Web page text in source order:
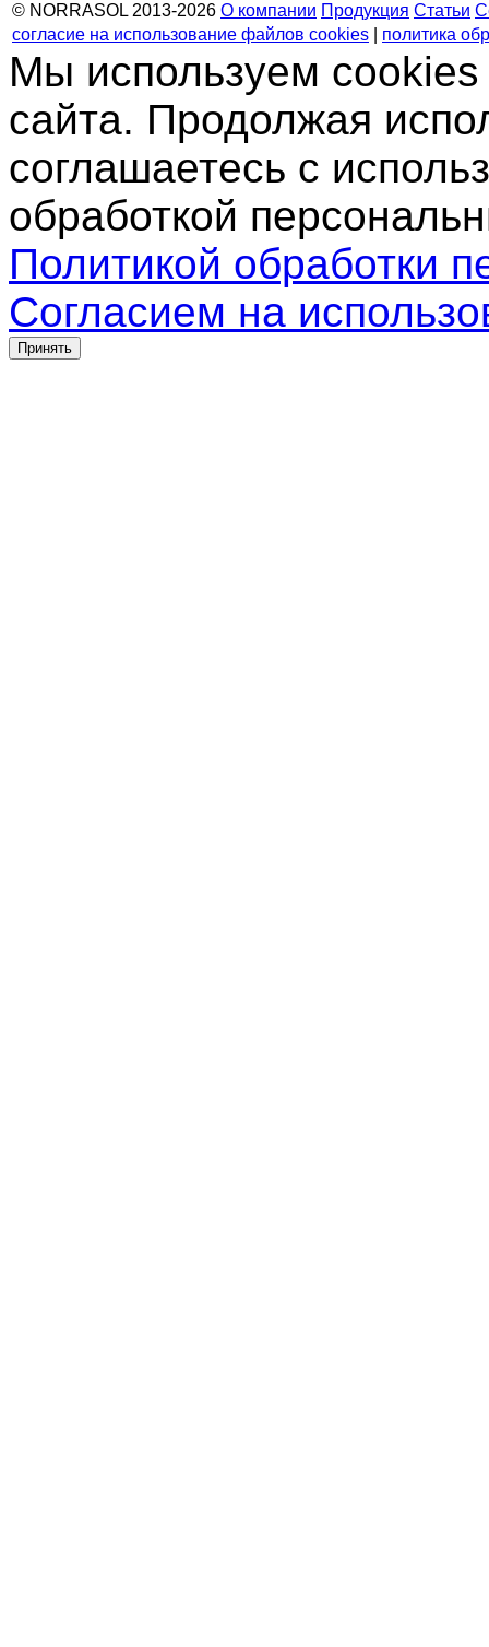
© NORRASOL 2013-2026 О компании Продукция Статьи
согласие на использование файлов cookies
политика
Мы используем cookies
сайта. Продолжая
соглашаетесь с
обработкой
Политикой обработки
Согласием на
Принять